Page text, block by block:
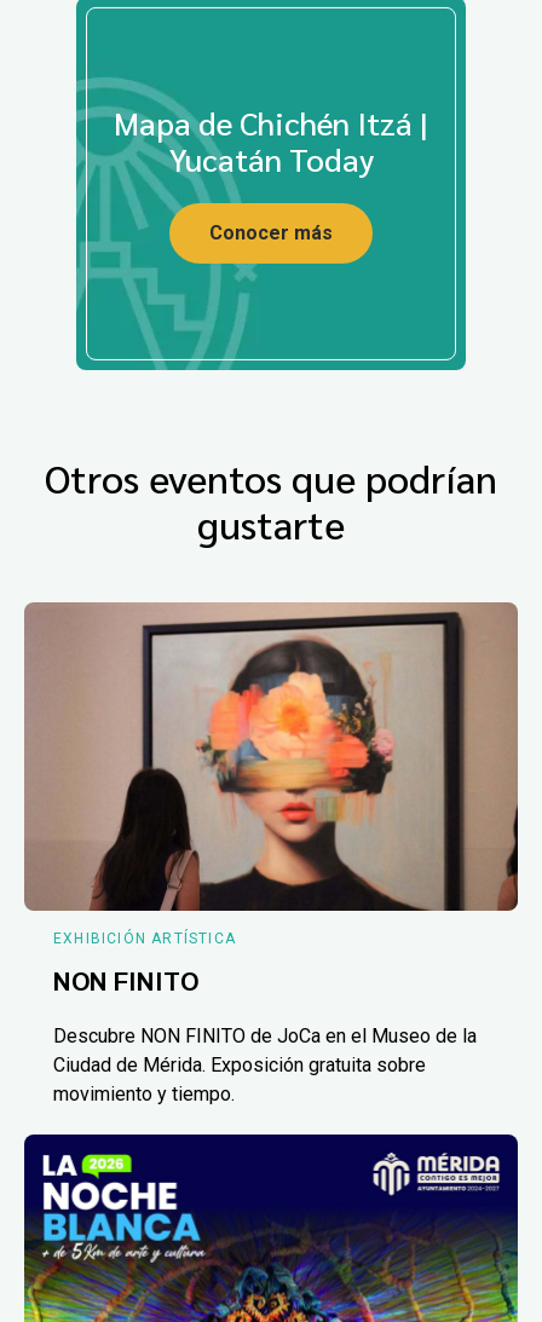
Mapa de Chichén Itzá |
Yucatán Today
Conocer más
Otros eventos que podrían
gustarte
EXHIBICIÓN ARTÍSTICA
NON FINITO
Descubre NON FINITO de JoCa en el Museo de la
Ciudad de Mérida. Exposición gratuita sobre
movimiento y tiempo.